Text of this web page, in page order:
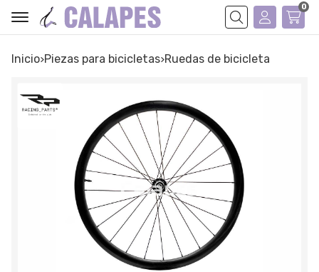
Buscar
0
Inicio piezas para bicicletas ruedas de bicicleta